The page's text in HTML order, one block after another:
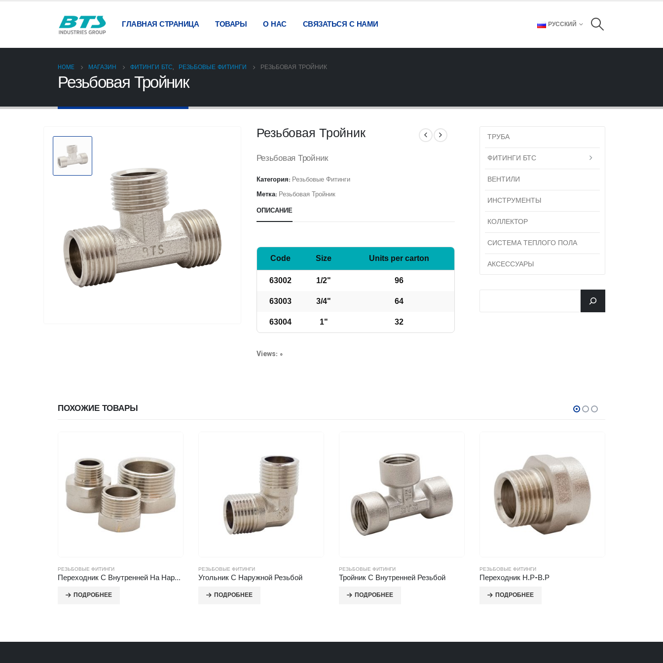
ГЛАВНАЯ СТРАНИЦА ТОВАРЫ О НАС СВЯЗАТЬСЯ С НАМИ РУССКИЙ
HOME МАГАЗИН ФИТИНГИ БТС, РЕЗЬБОВЫЕ ФИТИНГИ РЕЗЬБОВАЯ ТРОЙНИК
Резьбовая Тройник
Резьбовая Тройник
Резьбовая Тройник
Категория: Резьбовые Фитинги
Метка: Резьбовая Тройник
ОПИСАНИЕ
Code Size Units per carton
63002 1/2" 96
63003 3/4" 64
63004 1" 32
Views: 0
ТРУБА
ФИТИНГИ БТС
ВЕНТИЛИ
ИНСТРУМЕНТЫ
КОЛЛЕКТОР
СИСТЕМА ТЕПЛОГО ПОЛА
АКСЕССУАРЫ
ПОХОЖИЕ ТОВАРЫ
РЕЗЬБОВЫЕ ФИТИНГИ
Переходник С Внутренней На Наружную Резьбу
ПОДРОБНЕЕ
РЕЗЬБОВЫЕ ФИТИНГИ
Угольник С Наружной Резьбой
ПОДРОБНЕЕ
РЕЗЬБОВЫЕ ФИТИНГИ
Тройник С Внутренней Резьбой
ПОДРОБНЕЕ
РЕЗЬБОВЫЕ ФИТИНГИ
Переходник Н.Р-В.Р
ПОДРОБНЕЕ